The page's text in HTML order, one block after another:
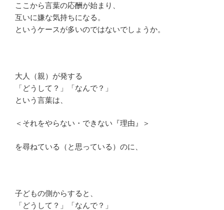
ここから言葉の応酬が始まり、
互いに嫌な気持ちになる。
というケースが多いのではないでしょうか。
大人（親）が発する
「どうして？」「なんで？」
という言葉は、
＜それをやらない・できない『理由』＞
を尋ねている（と思っている）のに、
子どもの側からすると、
「どうして？」「なんで？」